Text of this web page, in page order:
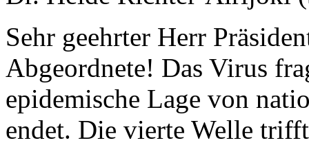
Sehr geehrter Herr
Abgeordnete! Das Virus
epidemische Lage von
endet. Die vierte Welle